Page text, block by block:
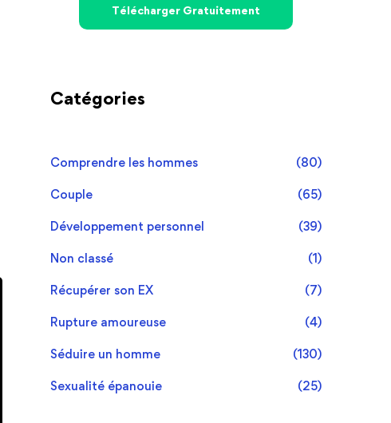
Télécharger Gratuitement
Catégories
Comprendre les hommes (80)
Couple (65)
Développement personnel (39)
Non classé (1)
Récupérer son EX (7)
Rupture amoureuse (4)
Séduire un homme (130)
Sexualité épanouie (25)